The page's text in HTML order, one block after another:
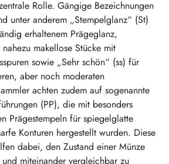
Rolle. Gängige Bezeichnungen
unter anderem „Stempelglanz“ (St)
erhaltenem Prägeglanz,
makellose Stücke mit
sowie „Sehr schön“ (ss) für
aber noch moderaten
achten zudem auf sogenannte
(PP), die mit besonders
Prägestempeln für spiegelglatte
Konturen hergestellt wurden. Diese
dabei, den Zustand einer Münze
miteinander vergleichbar zu